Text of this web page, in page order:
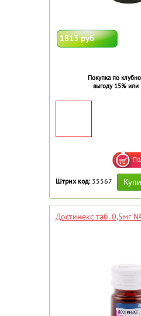
1813 руб
Покупка по
выгоду 15% или
Штрих код: 35567
Достинекс таб. 0,5мг